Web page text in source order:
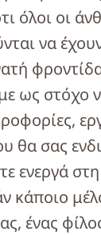
όλοι οι
να
ως στόχο
θα σας
ενεργά
κάποιο
ένας